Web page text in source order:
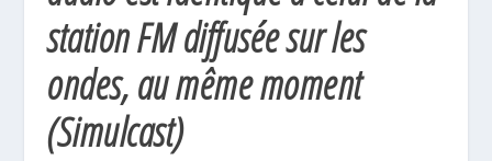
station FM diffusée sur les
ondes, au même moment
(Simulcast)